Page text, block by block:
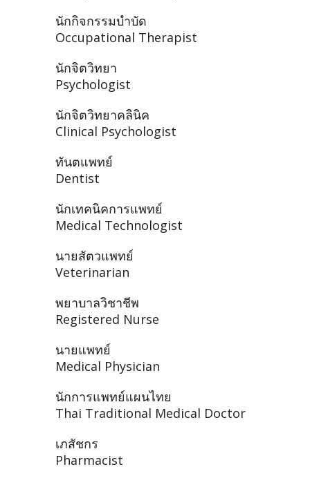
นักกิจกรรมบำบัด
Occupational Therapist
นักจิตวิทยา
Psychologist
นักจิตวิทยาคลินิค
Clinical Psychologist
ทันตแพทย์
Dentist
นักเทคนิคการแพทย์
Medical Technologist
นายสัตวแพทย์
Veterinarian
พยาบาลวิชาชีพ
Registered Nurse
นายแพทย์
Medical Physician
นักการแพทย์แผนไทย
Thai Traditional Medical Doctor
เภสัชกร
Pharmacist